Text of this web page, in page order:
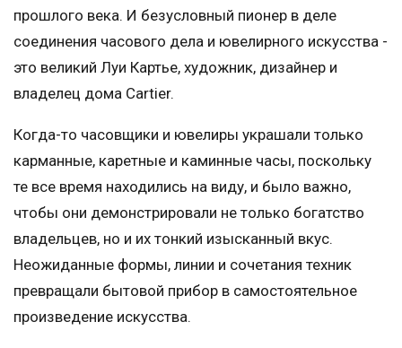
прошлого века. И безусловный пионер в деле
соединения часового дела и ювелирного искусства -
это великий Луи Картье, художник, дизайнер и
владелец дома Cartier.
Когда-то часовщики и ювелиры украшали только
карманные, каретные и каминные часы, поскольку
те все время находились на виду, и было важно,
чтобы они демонстрировали не только богатство
владельцев, но и их тонкий изысканный вкус.
Неожиданные формы, линии и сочетания техник
превращали бытовой прибор в самостоятельное
произведение искусства.